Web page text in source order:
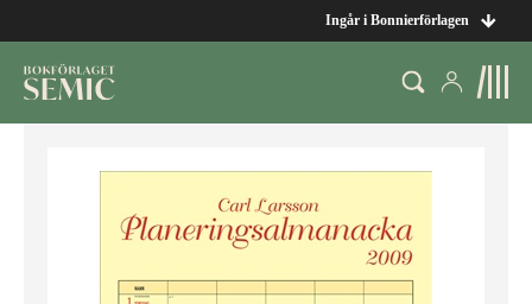
Ingår i Bonnierförlagen